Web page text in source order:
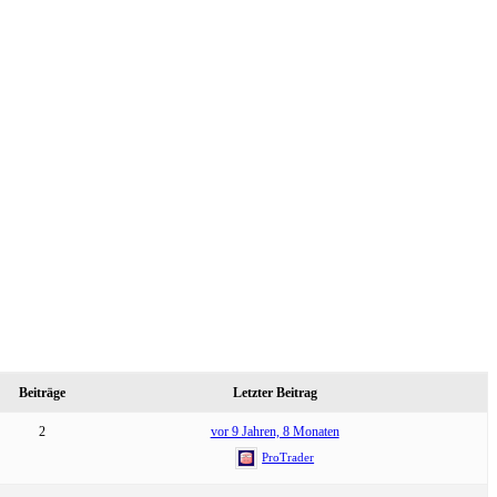
Beiträge Letzter Beitrag
2 vor 9 Jahren, 8 Monaten
ProTrader